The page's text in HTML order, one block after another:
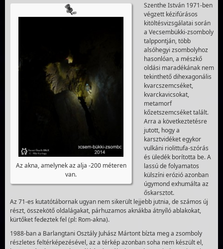
Az akna, amelynek az alja -200 méteren
van.
Szenthe István 1971-ben
végzett kézifúrásos
kitöltésvizsgálatai során
a Vecsembükki-zsomboly
talppontján, több
alsóhegyi zsombolyhoz
hasonlóan, a mészkő
oldási maradékának nem
tekinthető dihexagonális
kvarcszemcséket,
kvarckavicsokat,
metamorf
kőzetszemcséket talált.
Arra a következtetésre
jutott, hogy a
karsztvidéket egykor
vulkáni riolittufa-szórás
és üledék borította be. A
lassú de folyamatos
külszíni erózió azonban
úgymond exhumálta az
őskarsztot.
Az 71-es kutatótábornak ugyan nem sikerült lejjebb jutnia, de számos új
részt, összekötő oldalágakat, párhuzamos aknákba átnyíló ablakokat,
kürtőket fedeztek fel (pl: Rom-akna).
1988-ban a Barlangtani Osztály Juhász Mártont bízta meg a zsomboly
részletes feltérképezésével, az a térkép azonban soha nem készült el,